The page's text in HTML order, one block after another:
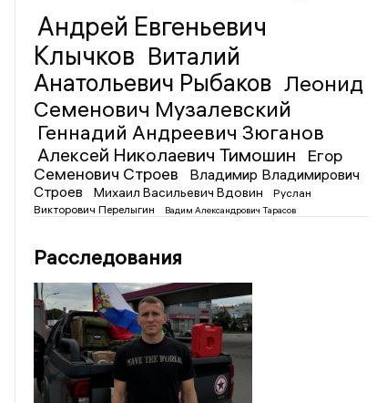
Андрей Евгеньевич
Клычков Виталий
Анатольевич Рыбаков Леонид
Семенович Музалевский
Геннадий Андреевич Зюганов
Алексей Николаевич Тимошин
Егор
Семенович Строев
Владимир Владимирович
Строев
Михаил Васильевич Вдовин
Руслан
Викторович Перелыгин
Вадим Александрович Тарасов
Расследования